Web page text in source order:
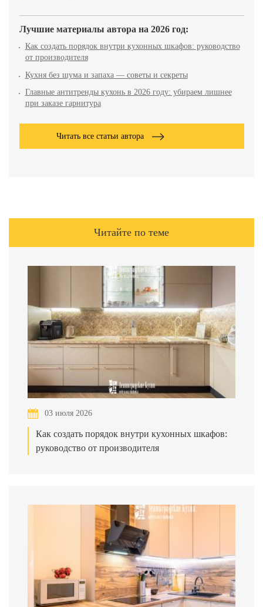
Лучшие материалы автора на 2026 год:
Как создать порядок внутри кухонных шкафов: руководство
от производителя
Кухня без шума и запаха — советы и секреты
Главные антитренды кухонь в 2026 году: убираем лишнее
при заказе гарнитура
Читать все статьи автора
Читайте по теме
03 июля 2026
Как создать порядок внутри кухонных шкафов:
руководство от производителя